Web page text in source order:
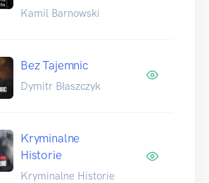
Kamil Barnowski
Bez Tajemnic
Dymitr Błaszczyk
Kryminalne
Historie
Kryminalne Historie